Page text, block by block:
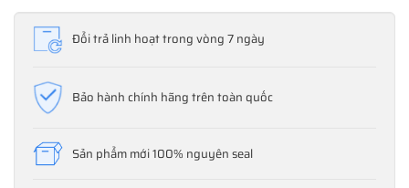
Đổi trả linh hoạt trong vòng 7 ngày
Bảo hành chính hãng trên toàn quốc
Sản phẩm mới 100% nguyên seal